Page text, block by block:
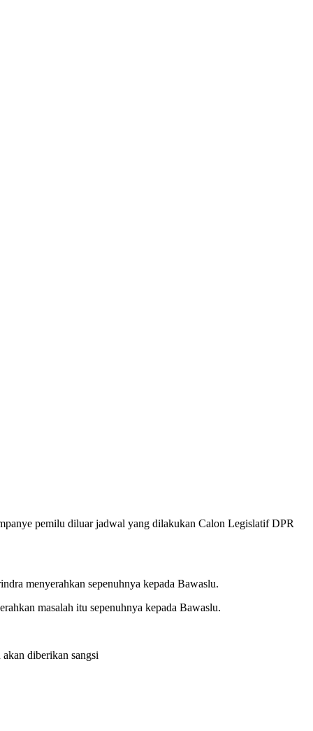
pemilu diluar jadwal yang dilakukan Calon Legislatif DPR
menyerahkan sepenuhnya kepada Bawaslu.
masalah itu sepenuhnya kepada Bawaslu.
diberikan sangsi